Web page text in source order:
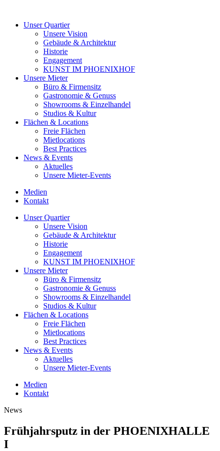
Unser Quartier
Unsere Vision
Gebäude & Architektur
Historie
Engagement
KUNST IM PHOENIXHOF
Unsere Mieter
Büro & Firmensitz
Gastronomie & Genuss
Showrooms & Einzelhandel
Studios & Kultur
Flächen & Locations
Freie Flächen
Mietlocations
Best Practices
News & Events
Aktuelles
Unsere Mieter-Events
Medien
Kontakt
Unser Quartier
Unsere Vision
Gebäude & Architektur
Historie
Engagement
KUNST IM PHOENIXHOF
Unsere Mieter
Büro & Firmensitz
Gastronomie & Genuss
Showrooms & Einzelhandel
Studios & Kultur
Flächen & Locations
Freie Flächen
Mietlocations
Best Practices
News & Events
Aktuelles
Unsere Mieter-Events
Medien
Kontakt
News
Frühjahrsputz in der PHOENIXHALLE
I